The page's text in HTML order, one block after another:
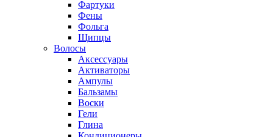
Фартуки
Фены
Фольга
Щипцы
Волосы
Аксессуары
Активаторы
Ампулы
Бальзамы
Воски
Гели
Глина